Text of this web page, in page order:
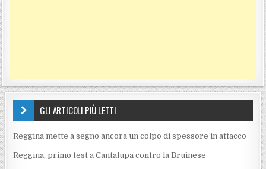
GLI ARTICOLI PIÙ LETTI
Reggina mette a segno ancora un colpo di spessore in attacco
Reggina, primo test a Cantalupa contro la Bruinese